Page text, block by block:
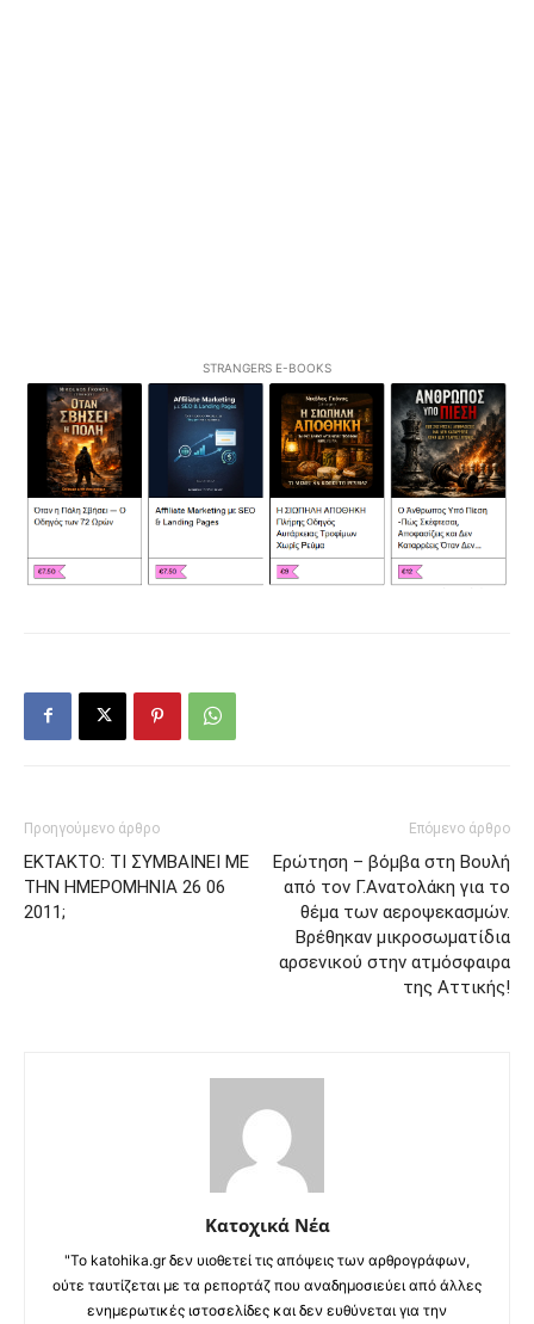
STRANGERS E-BOOKS
Προηγούμενο άρθρο
ΕΚΤΑΚΤΟ: ΤΙ ΣΥΜΒΑΙΝΕΙ ΜΕ
ΤΗΝ ΗΜΕΡΟΜΗΝΙΑ 26 06
2011;
Επόμενο άρθρο
Ερώτηση – βόμβα στη Βουλή
από τον Γ.Ανατολάκη για το
θέμα των αεροψεκασμών.
Βρέθηκαν μικροσωματίδια
αρσενικού στην ατμόσφαιρα
της Αττικής!
Κατοχικά Νέα
"Το katohika.gr δεν υιοθετεί τις απόψεις των αρθρογράφων,
ούτε ταυτίζεται με τα ρεπορτάζ που αναδημοσιεύει από άλλες
ενημερωτικές ιστοσελίδες και δεν ευθύνεται για την